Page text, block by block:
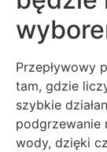
Przepływowy
tam, gdzie
szybkie
podgrzewanie
wody, dzięki